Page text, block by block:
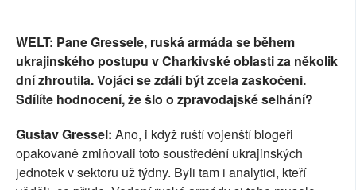
WELT: Pane Gressele, ruská armáda se během
ukrajinského postupu v Charkivské oblasti za několik
dní zhroutila. Vojáci se zdáli být zcela zaskočeni.
Sdílíte hodnocení, že šlo o zpravodajské selhání?
Gustav Gressel: Ano, i když ruští vojenští blogeři
opakovaně zmiňovali toto soustředění ukrajinských
jednotek v sektoru už týdny. Byli tam i analytici, kteří